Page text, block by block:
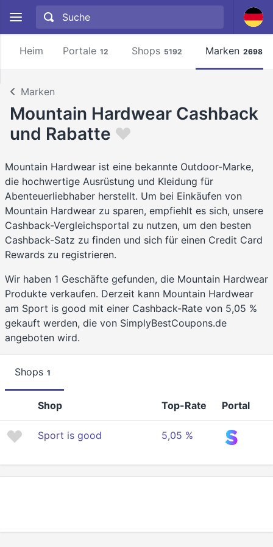
Heim Portale 12 Shops 5192 Marken 2698
Marken
Mountain Hardwear Cashback
und Rabatte
Mountain Hardwear ist eine bekannte Outdoor-Marke,
die hochwertige Ausrüstung und Kleidung für
Abenteuerliebhaber herstellt. Um bei Einkäufen von
Mountain Hardwear zu sparen, empfiehlt es sich, unsere
Cashback-Vergleichsportal zu nutzen, um den besten
Cashback-Satz zu finden und sich für einen Credit Card
Rewards zu registrieren.
Wir haben 1 Geschäfte gefunden, die Mountain Hardwear
Produkte verkaufen. Derzeit kann Mountain Hardwear
am Sport is good mit einer Cashback-Rate von 5,05 %
gekauft werden, die von SimplyBestCoupons.de
angeboten wird.
Shops 1
Shop Top-Rate Portal
Sport is good 5,05 %